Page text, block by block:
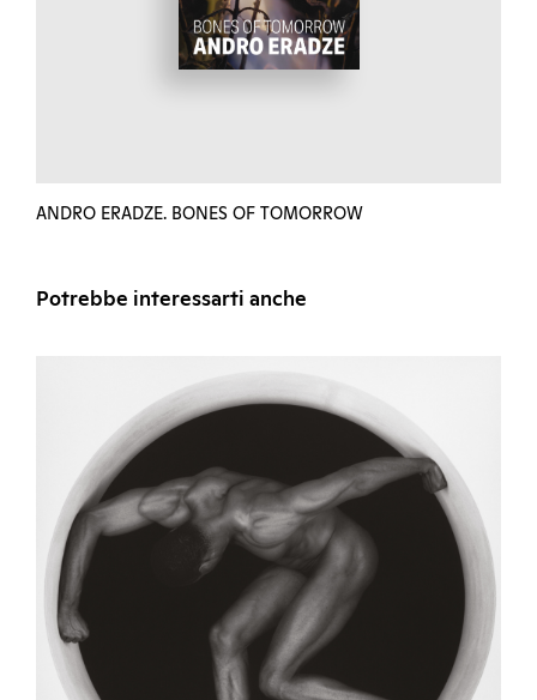
ANDRO ERADZE. BONES OF TOMORROW
Potrebbe interessarti anche